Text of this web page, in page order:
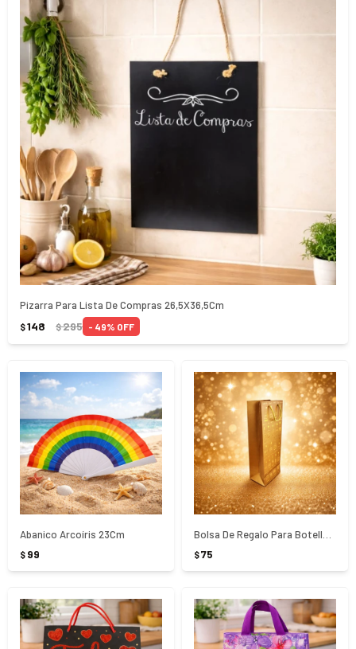
Pizarra Para Lista De Compras 26,5X36,5Cm
$148 $295 49
Abanico Arcoíris 23Cm
$ 99 $75